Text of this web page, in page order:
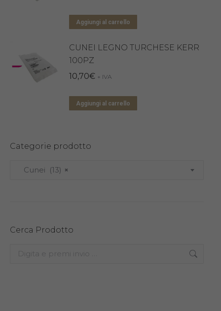
Aggiungi al carrello
CUNEI LEGNO TURCHESE KERR
100PZ
10,70€ + IVA
Aggiungi al carrello
Categorie prodotto
×
Cunei (13)
Cerca Prodotto